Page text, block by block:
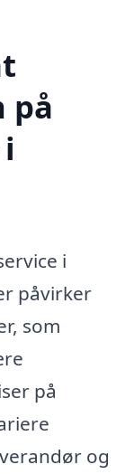
på
i
påvirker
som
på
og